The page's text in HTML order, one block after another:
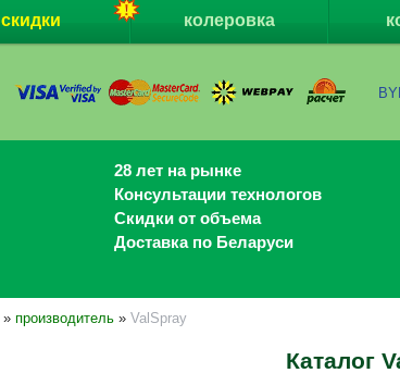
скидки колеровка
28 лет на рынке
Консультации технологов
Скидки от объема
Доставка по Беларуси
» производитель » ValSpray
Каталог